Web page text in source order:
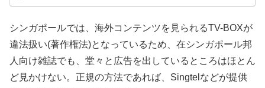
シンガポールでは、海外コンテンツを見られるTV-BOXが
違法扱い(著作権法)となっているため、在シンガポール邦
人向け雑誌でも、堂々と広告を出しているところはほとん
ど見かけない。正規の方法であれば、Singtelなどが提供